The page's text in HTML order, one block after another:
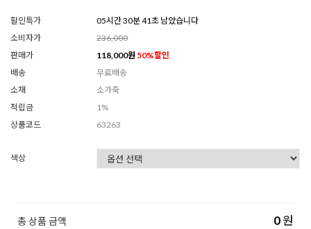
할인특가
05시간 30분 39초 남았습니다
소비자가
236,000
판매가
118,000원 50%할인
배송
무료배송
소재
소가죽
적립금
1%
상품코드
63263
색상
총 상품 금액 0원